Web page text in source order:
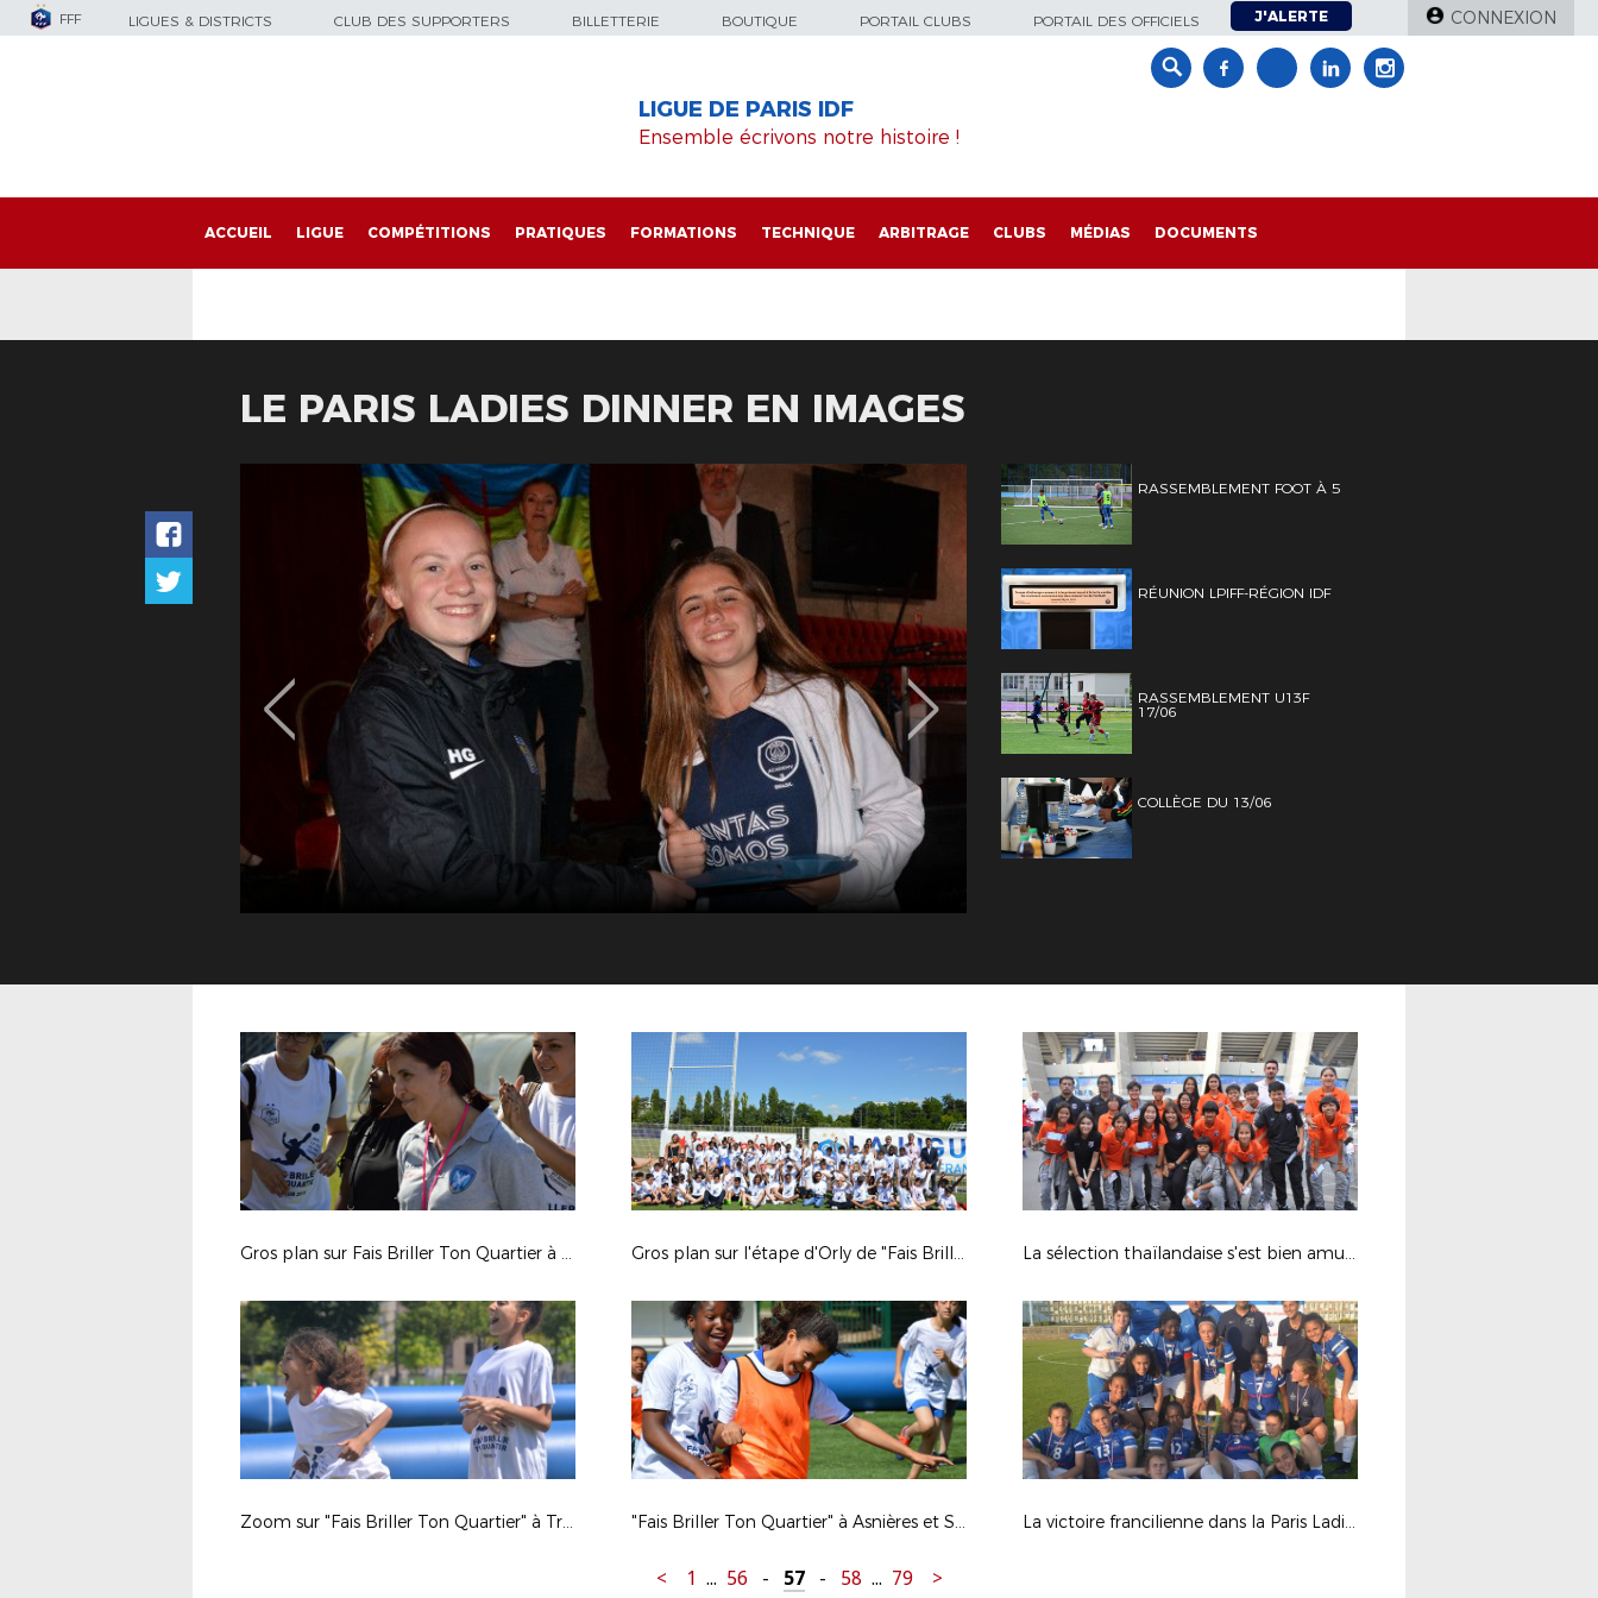
FFF LIGUES & DISTRICTS CLUB DES SUPPORTERS BILLETTERIE BOUTIQUE PORTAIL CLUBS PORTAIL DES OFFICIELS J'ALERTE CONNEXION
LIGUE DE PARIS IDF
Ensemble écrivons notre histoire !
ACCUEIL LIGUE COMPÉTITIONS PRATIQUES FORMATIONS TECHNIQUE ARBITRAGE CLUBS MÉDIAS DOCUMENTS
LE PARIS LADIES DINNER EN IMAGES
RASSEMBLEMENT FOOT À 5
RÉUNION LPIFF-RÉGION IDF
RASSEMBLEMENT U13F
17/06
COLLÈGE DU 13/06
Gros plan sur Fais Briller Ton Quartier à Meaux et à Massy. Gros plan sur l'étape d'Orly de "Fais Briller Ton Quartier" La sélection thaïlandaise s'est bien amusée.
Zoom sur "Fais Briller Ton Quartier" à Trappes. "Fais Briller Ton Quartier" à Asnières et Saint-Denis. La victoire francilienne dans la Paris Ladies Cup
< 1 ... 56 - 57 - 58 ... 79 >